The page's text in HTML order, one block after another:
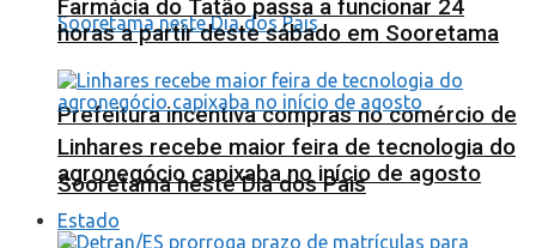
Prefeitura incentiva compras no comércio de
Sooretama neste Dia dos Pais
Farmácia do Tatão passa a funcionar 24
horas a partir deste sábado em Sooretama
Linhares recebe maior feira de tecnologia do
agronegócio capixaba no início de agosto
Estado